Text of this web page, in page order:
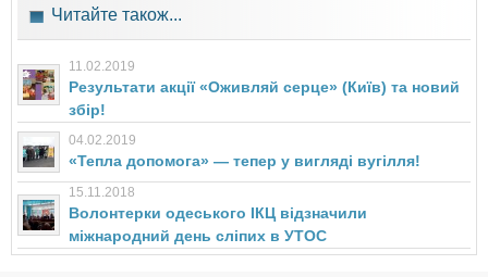
Читайте також...
11.02.2019
Результати акції «Оживляй серце» (Київ) та новий
збір!
04.02.2019
«Тепла допомога» — тепер у вигляді вугілля!
15.11.2018
Волонтерки одеського ІКЦ відзначили
міжнародний день сліпих в УТОС